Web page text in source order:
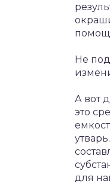
Не
А вот
это
для